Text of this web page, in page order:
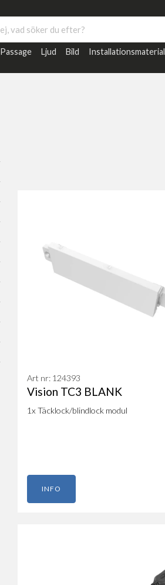
Passage Ljud Bild Installationsmaterial
Art nr: 124393
Vision TC3 BLANK
1x Täcklock/blindlock modul
INFO